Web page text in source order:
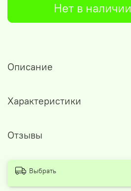
Нет в наличии
Описание
Характеристики
Отзывы
Выбрать